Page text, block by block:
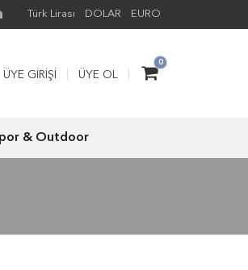
Türk Lirası DOLAR EURO
0
ÜYE GIRIŞI ÜYE OL
& Outdoor